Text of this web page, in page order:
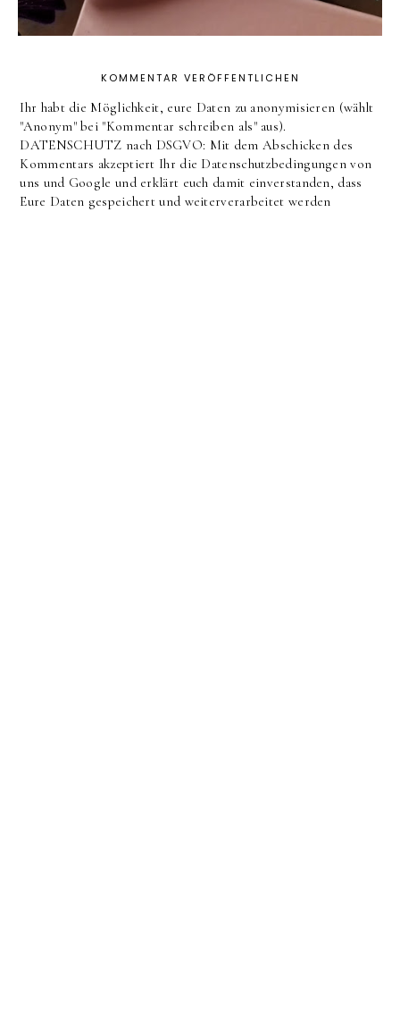
KOMMENTAR VERÖFFENTLICHEN
Ihr habt die Möglichkeit, eure Daten zu anonymisieren (wählt
"Anonym" bei "Kommentar schreiben als" aus).
DATENSCHUTZ nach DSGVO: Mit dem Abschicken des
Kommentars akzeptiert Ihr die Datenschutzbedingungen von
uns und Google und erklärt euch damit einverstanden, dass
Eure Daten gespeichert und weiterverarbeitet werden